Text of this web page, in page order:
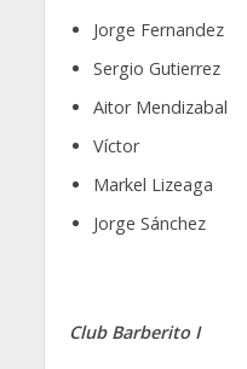
Jorge Fernandez
Sergio Gutierrez
Aitor Mendizabal
Víctor
Markel Lizeaga
Jorge Sánchez
Club Barberito I